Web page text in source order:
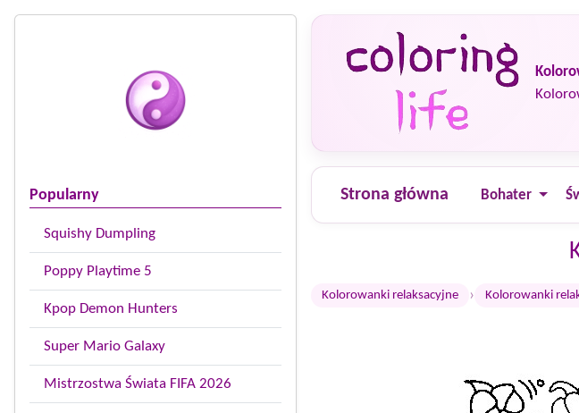
Popularny
Squishy Dumpling
Poppy Playtime 5
Kpop Demon Hunters
Super Mario Galaxy
Mistrzostwa Świata FIFA 2026
Strona główna Bohater
Kolorowanki relaksacyjne › Kolorowanki